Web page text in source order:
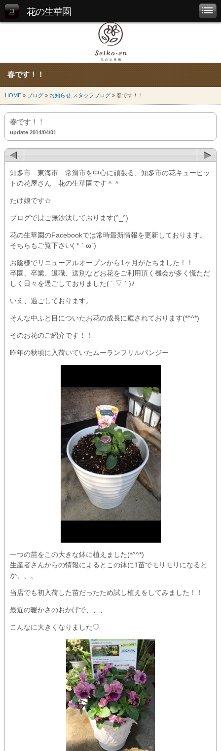
花の生華園
春です！！
HOME » ブログ » お知らせ スタッフブログ » 春です！！
春です！！
update 2014/04/01
知多市 東海市 常滑市を中心に頑張る、知多市の花キューピッ
トの花屋さん 花の生華園です＾＾
たけ娘です☆
ブログではご無沙汰しております(°_°)
花の生華園のFacebookでは常時最新情報を更新しております。
そちらもご覧下さい( *｀ω´)
お陰様でリニューアルオープンから1ヶ月がたちました！！
卒園、卒業、退職、送別などお花をご利用頂く機会が多く慌ただ
しく日々を過ごしておりました( ´ ▽ ` )ﾉ
いえ、過ごしております。
そんな中ふと目についたお花の成長に癒されております(*^^*)
そのお花のご紹介です！！
昨年の秋頃に入荷いていたムーランフリルパンジー
一つの苗をこの大きな鉢に植えました(*^^*)
生産者さんからの情報によるとこの鉢に1苗でモリモリになると
か、、、
当店でも初入荷した苗だったため試し植えをしてみました！！
最近の暖かさのおかげで、、、
こんなに大きくなりました♡